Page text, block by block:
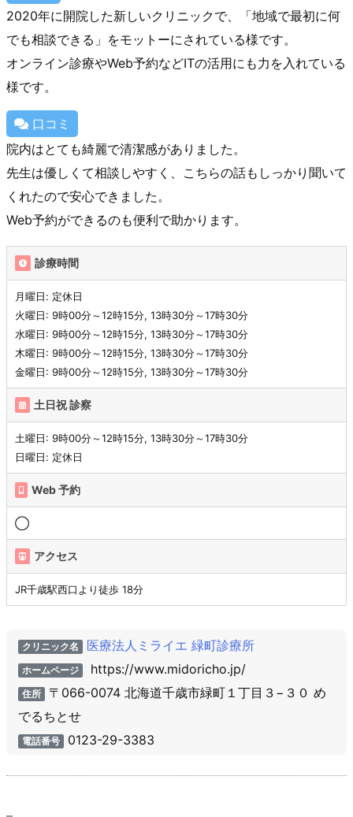
2020年に開院した新しいクリニックで、「地域で最初に何
でも相談できる」をモットーにされている様です。
オンライン診療やWeb予約などITの活用にも力を入れている
様です。
口コミ
院内はとても綺麗で清潔感がありました。
先生は優しくて相談しやすく、こちらの話もしっかり聞いて
くれたので安心できました。
Web予約ができるのも便利で助かります。
診療時間
月曜日: 定休日
火曜日: 9時00分～12時15分, 13時30分～17時30分
水曜日: 9時00分～12時15分, 13時30分～17時30分
木曜日: 9時00分～12時15分, 13時30分～17時30分
金曜日: 9時00分～12時15分, 13時30分～17時30分
土日祝 診察
土曜日: 9時00分～12時15分, 13時30分～17時30分
日曜日: 定休日
Web 予約
◯
アクセス
JR千歳駅西口より徒歩 18分
クリニック名 医療法人ミライエ 緑町診療所
ホームページ https://www.midoricho.jp/
住所 〒066-0074 北海道千歳市緑町１丁目３−３０ め
でるちとせ
電話番号 0123-29-3383